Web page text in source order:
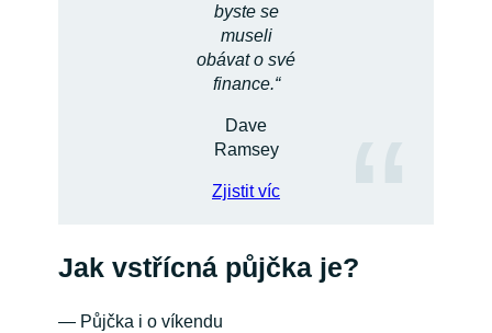
byste se
museli
obávat o své
finance.“
Dave
Ramsey
Zjistit víc “
Jak vstřícná půjčka je?
— Půjčka i o víkendu